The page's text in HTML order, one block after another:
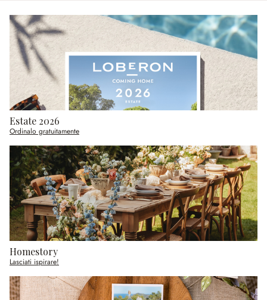
Estate 2026
Ordinalo gratuitamente
Homestory
Lasciati ispirare!